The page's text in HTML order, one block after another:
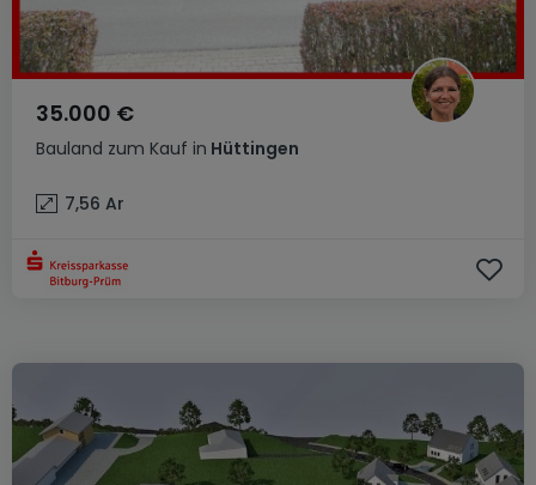
Bauland zum Kauf in Hüttingen
35.000 €
7,56 Ar